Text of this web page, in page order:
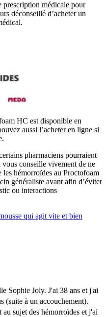
prescription médicale pour
déconseillé d’acheter un
HC est disponible en
aussi l’acheter en ligne si
pharmaciens pourraient
conseille vivement de ne
les hémorroïdes au Proctofoam
généraliste avant afin d’éviter
ou interactions
qui agit vite et bien
Sophie Joly. J'ai 38 ans et j'ai
(suite à un accouchement).
sujet des hémorroïdes et j'ai